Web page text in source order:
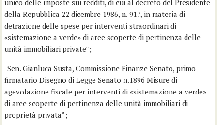
unico delle imposte sui redditi, di cui al decreto del Presidente
della Repubblica 22 dicembre 1986, n. 917, in materia di
detrazione delle spese per interventi straordinari di
«sistemazione a verde» di aree scoperte di pertinenza delle
unità immobiliari private”;
-Sen. Gianluca Susta, Commissione Finanze Senato, primo
firmatario Disegno di Legge Senato n.1896 Misure di
agevolazione fiscale per interventi di «sistemazione a verde»
di aree scoperte di pertinenza delle unità immobiliari di
proprietà privata”;